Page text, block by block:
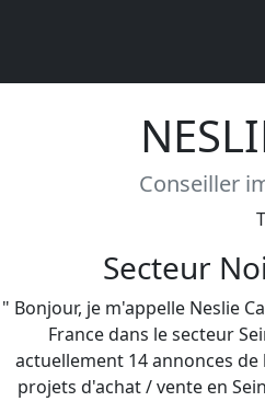
Conseiller
Secteur
" Bonjour, je m'appelle Neslie
France dans le secteur
actuellement 14 annonces
projets d'achat / vente en